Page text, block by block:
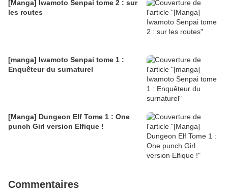
[Manga] Iwamoto Senpai tome 2 : sur
les routes
[manga] Iwamoto Senpai tome 1 :
Enquêteur du surnaturel
[Manga] Dungeon Elf Tome 1 : One
punch Girl version Elfique !
Commentaires